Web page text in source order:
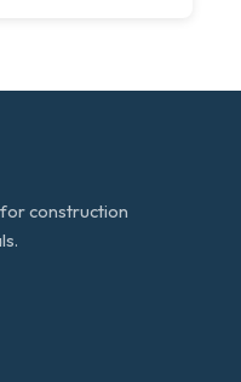
construction